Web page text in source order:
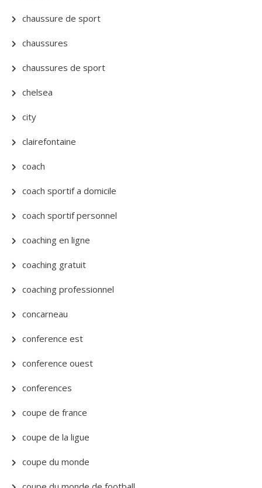
chaussure de sport
chaussures
chaussures de sport
chelsea
city
clairefontaine
coach
coach sportif a domicile
coach sportif personnel
coaching en ligne
coaching gratuit
coaching professionnel
concarneau
conference est
conference ouest
conferences
coupe de france
coupe de la ligue
coupe du monde